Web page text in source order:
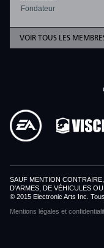
Fondateur
VOIR TOUS LES
SAUF MENTION
D'ARMES, DE VÉHICULES
© 2015 Electronic Arts Inc.
Mentions légales et